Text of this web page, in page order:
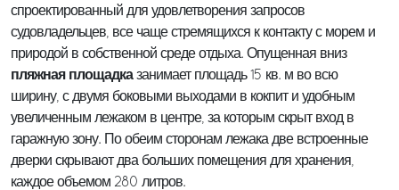
спроектированный для удовлетворения запросов
судовладельцев, все чаще стремящихся к контакту с морем и
природой в собственной среде отдыха. Опущенная вниз
пляжная площадказанимает площадь 15 кв. м во всю
ширину, с двумя боковыми выходами в кокпит и удобным
увеличенным лежаком в центре, за которым скрыт вход в
гаражную зону. По обеим сторонам лежака две встроенные
дверки скрывают два больших помещения для хранения,
каждое объемом 280 литров.